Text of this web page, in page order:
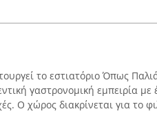
το εστιατόριο Όπως
γαστρονομική εμπειρία με
Ο χώρος διακρίνεται για το